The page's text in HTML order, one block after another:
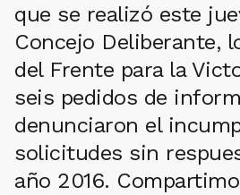
que se realizó este
Concejo Deliberante,
del Frente para la
seis pedidos de
denunciaron el
solicitudes sin
año 2016.